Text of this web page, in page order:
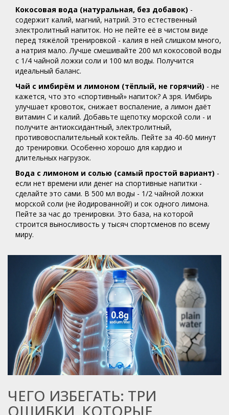
Кокосовая вода (натуральная, без добавок) -
содержит калий, магний, натрий. Это естественный
электролитный напиток. Но не пейте её в чистом виде
перед тяжёлой тренировкой - калия в ней слишком много,
а натрия мало. Лучше смешивайте 200 мл кокосовой воды
с 1/4 чайной ложки соли и 100 мл воды. Получится
идеальный баланс.
Чай с имбирём и лимоном (тёплый, не горячий) - не
кажется, что это «спортивный» напиток? А зря. Имбирь
улучшает кровоток, снижает воспаление, а лимон даёт
витамин С и калий. Добавьте щепотку морской соли - и
получите антиоксидантный, электролитный,
противовоспалительный коктейль. Пейте за 40-60 минут
до тренировки. Особенно хорошо для кардио и
длительных нагрузок.
Вода с лимоном и солью (самый простой вариант) -
если нет времени или денег на спортивные напитки -
сделайте это сами. В 500 мл воды - 1/2 чайной ложки
морской соли (не йодированной!) и сок одного лимона.
Пейте за час до тренировки. Это база, на которой
строится выносливость у тысяч спортсменов по всему
миру.
ЧЕГО ИЗБЕГАТЬ: ТРИ
ОШИБКИ, КОТОРЫЕ